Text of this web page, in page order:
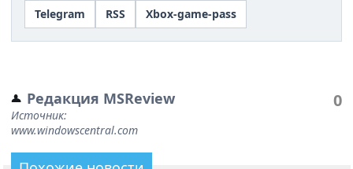
Telegram
RSS Xbox-game-pass
Редакция MSReview
Источник:
www.windowscentral.com
0